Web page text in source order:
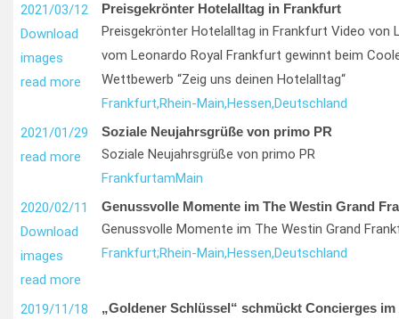
2021/03/12
Download
images
read more
Preisgekrönter Hotelalltag in Frankfurt
Preisgekrönter Hotelalltag in Frankfurt Video von
vom Leonardo Royal Frankfurt gewinnt beim
Wettbewerb “Zeig uns deinen Hotelalltag“
Frankfurt,Rhein-Main,Hessen,Deutschland
2021/01/29
read more
Soziale Neujahrsgrüße von primo PR
Soziale Neujahrsgrüße von primo PR
FrankfurtamMain
2020/02/11
Download
images
read more
Genussvolle Momente im The Westin Grand
Genussvolle Momente im The Westin Grand
Frankfurt;Rhein-Main,Hessen,Deutschland
2019/11/18
„Goldener Schlüssel“ schmückt Concierges